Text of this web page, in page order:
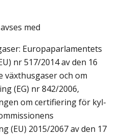
med
Europaparlamentets
nr 517/2014 av den 16
växthusgaser och om
(EG) nr 842/2006,
om certifiering för kyl-
(EU) 2015/2067 av den 17